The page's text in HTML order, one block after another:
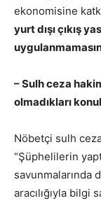
ekonomisine
yurt dışı çıkış
– Sulh ceza
olmadıkları
Nöbetçi sulh
“Şüphelilerin
savunmalarında
aracılığıyla